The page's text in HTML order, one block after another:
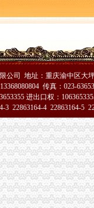
司招聘信息_重庆
改革-新华网
_烟台房产网_买
日重庆税
策-重庆市黔江
一、一照一码”
区】
代理记帐-海口赶集网
公司 地址：重庆渝中区大
传真：023-
进出口权：
3 22863164-4 22863164-5